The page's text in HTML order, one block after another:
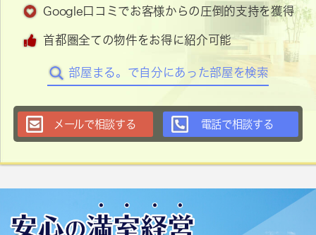
Google口コミでお客様からの圧倒的支持を獲得
首都圏全ての物件をお得に紹介可能
部屋まる。で自分にあった部屋を検索
メールで相談する 電話で相談する